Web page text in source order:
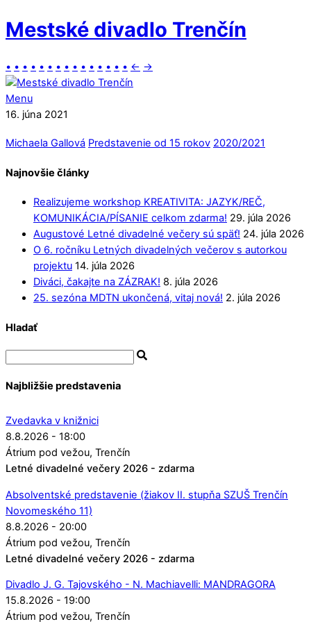
Mestské divadlo Trenčín
• • • • • • • • • • • • • • • ← →
Menu
16. júna 2021
Michaela Gallová Predstavenie od 15 rokov 2020/2021
Najnovšie články
Realizujeme workshop KREATIVITA: JAZYK/REČ,
KOMUNIKÁCIA/PÍSANIE celkom zdarma! 29. júla 2026
Augustové Letné divadelné večery sú späť! 24. júla 2026
O 6. ročníku Letných divadelných večerov s autorkou
projektu 14. júla 2026
Diváci, čakajte na ZÁZRAK! 8. júla 2026
25. sezóna MDTN ukončená, vitaj nová! 2. júla 2026
Hladať
Najbližšie predstavenia
Zvedavka v knižnici
8.8.2026 - 18:00
Átrium pod vežou Trenčín
Letné divadelné večery 2026 - zdarma
Absolventské predstavenie (žiakov II. stupňa SZUŠ Trenčín
Novomeského 11)
8.8.2026 - 20:00
Átrium pod vežou Trenčín
Letné divadelné večery 2026 - zdarma
Divadlo J. G. Tajovského - N. Machiavelli: MANDRAGORA
15.8.2026 - 19:00
Átrium pod vežou Trenčín